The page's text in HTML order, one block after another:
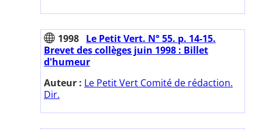
1998 Le Petit Vert. N° 55. p. 14-15.
Brevet des collèges juin 1998 : Billet
d'humeur
Auteur : Le Petit Vert Comité de rédaction.
Dir.